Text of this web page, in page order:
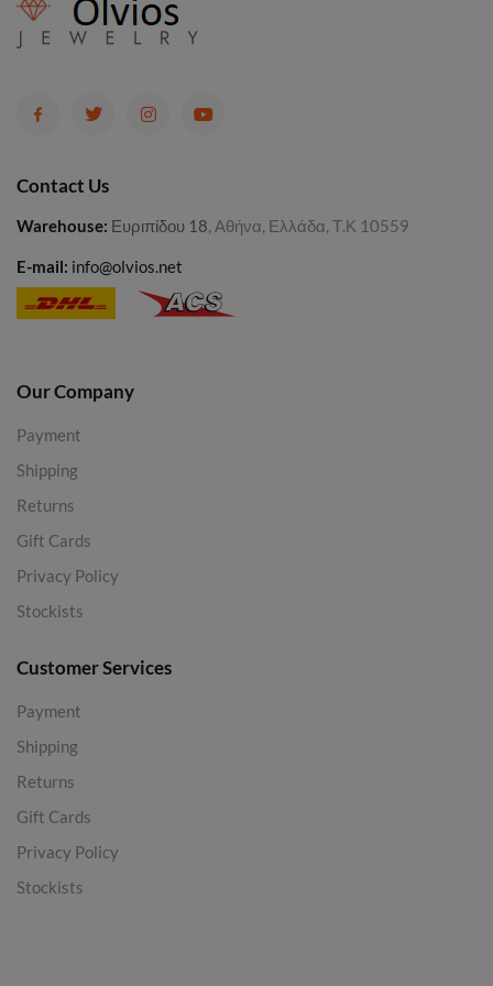
Contact Us
Warehouse: Ευριπίδου 18, Αθήνα, Ελλάδα, Τ.Κ 10559
E-mail: info@olvios.net
Our Company
Payment
Shipping
Returns
Gift Cards
Privacy Policy
Stockists
Customer Services
Payment
Shipping
Returns
Gift Cards
Privacy Policy
Stockists